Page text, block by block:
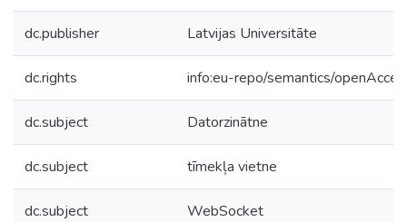
dc.publisher Latvijas Universitāte
dc.rights info:eu-repo/semantics/
dc.subject Datorzinātne
dc.subject tīmekļa vietne
dc.subject WebSocket